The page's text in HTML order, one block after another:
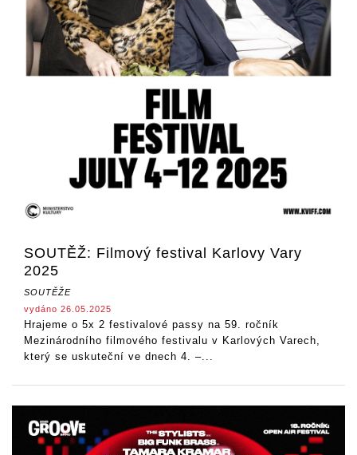
SOUTĚŽ: Filmový festival Karlovy Vary
2025
SOUTĚŽE
vydáno 26.05.2025
Hrajeme o 5x 2 festivalové passy na 59. ročník
Mezinárodního filmového festivalu v Karlových Varech,
který se uskuteční ve dnech 4. –...